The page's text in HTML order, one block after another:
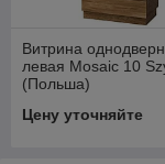
Витрина
левая Mosaic 10
(Польша)
Цену уточняйте